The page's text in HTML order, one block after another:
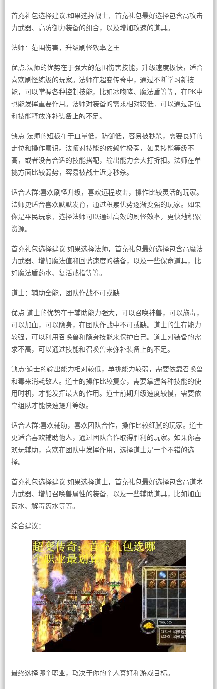
首充礼包选择建议:如果选择战士，首充礼包最好选择包含高攻击
力武器、高防御力装备的组合，以及增加攻速的道具。
法师：范围伤害，升级刷怪效率之王
优点:法师的优势在于强大的范围伤害技能，升级速度极快，适合
喜欢刷怪练级的玩家。法师在超变传奇中，通过不断学习新技
能，可以掌握各种控制技能，比如冰咆哮、魔法盾等等，在PK中
也能发挥重要作用。法师对装备的需求相对较低，可以通过走位
和技能释放弥补装备上的不足。
缺点:法师的短板在于血量低，防御低，容易被秒杀，需要良好的
走位和操作意识。法师对技能的依赖性极强，如果技能等级不
高，或者没有合适的技能搭配，输出能力会大打折扣。法师在单
挑方面比较弱势，容易被战士近身秒杀。
适合人群:喜欢刷怪升级，喜欢远程攻击，操作比较灵活的玩家。
法师更适合喜欢默默发育，通过积累优势逐渐变强的玩家。如果
你是平民玩家，选择法师可以通过高效的刷怪效率，更快地积累
资源。
首充礼包选择建议:如果选择法师，首充礼包最好选择包含高魔法
力武器、增加魔法值和回蓝速度的装备，以及一些保命道具，比
如魔法盾药水、复活戒指等等。
道士：辅助全能，团队作战不可或缺
优点:道士的优势在于辅助能力强大，可以召唤神兽，可以施毒，
可以加血，可以隐身，在团队作战中不可或缺。道士的生存能力
较强，可以利用召唤兽和隐身技能来保护自己。道士对装备的需
求不高，可以通过技能和召唤兽来弥补装备上的不足。
缺点:道士的输出能力相对较低，单挑能力较弱，需要依靠召唤兽
和毒来消耗敌人。道士的操作比较复杂，需要掌握各种技能的使
用时机，才能发挥最大的作用。道士前期升级速度较慢，需要依
靠组队才能快速提升等级。
适合人群:喜欢辅助，喜欢团队合作，操作比较细腻的玩家。道士
更适合喜欢辅助他人，通过团队合作取得胜利的玩家。如果你喜
欢玩辅助，喜欢在团队中发挥作用，选择道士是一个不错的选
择。
首充礼包选择建议:如果选择道士，首充礼包最好选择包含高道术
力武器、增加召唤兽属性的装备，以及一些辅助道具，比如加血
药水、解毒药水等等。
综合建议：
最终选择哪个职业，取决于你的个人喜好和游戏目标。